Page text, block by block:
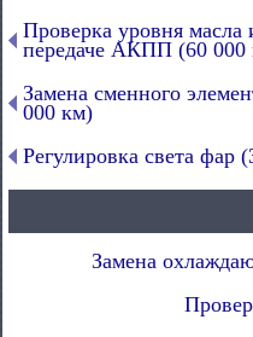
Проверка уровня масла
передаче АКПП (60 000
Замена сменного
000 км)
Регулировка света фар
Замена